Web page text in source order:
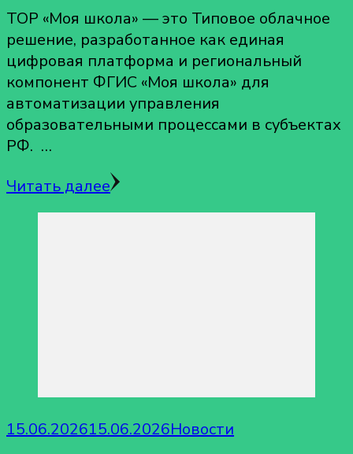
ТОР «Моя школа» — это Типовое облачное
решение, разработанное как единая
цифровая платформа и региональный
компонент ФГИС «Моя школа» для
автоматизации управления
образовательными процессами в субъектах
РФ. …
Читать далее
15.06.202615.06.2026Новости